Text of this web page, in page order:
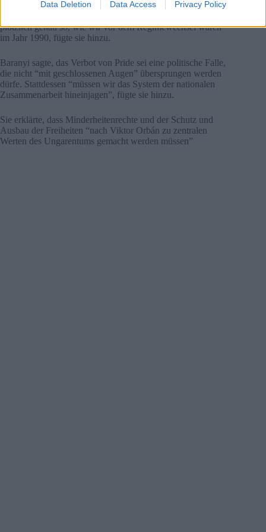
Data Deletion Data Access Privacy Policy
Regierung habe mehrere Grundwerte untergrabenDurch die
plötzlich genau so, wie wir vor dem Regimewechsel waren”
im Jahr 1990, fügte sie hinzu.
Baranyi sagte, das Verbot von Pride sei eine politische Falle,
die nicht “mit geschlossenen Augen” übersprungen werden
dürfe. Stattdessen “müssen wir das System der nationalen
Zusammenarbeit hineinjagen”, fügte sie hinzu.
Sie erklärte, dass Minderheitenrechte und der Schutz und
Ausbau der Freiheiten “nach Viktor Orbán zu zentralen
Werten des Ungarentums gemacht werden müssen”